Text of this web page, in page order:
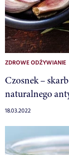
ZDROWE ODŻYWIANIE
Czosnek –
naturalnego
18.03.2022